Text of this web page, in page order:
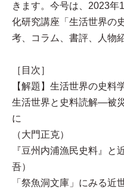
きます。今号は、2023年
化研究講座「生活世界の
考、コラム、書評、人物
［目次］
【解題】生活世界の史料
生活世界と史料読解—被
に
（大門正克）
『豆州内浦漁民史料』と
吾）
「祭魚洞文庫」にみる近